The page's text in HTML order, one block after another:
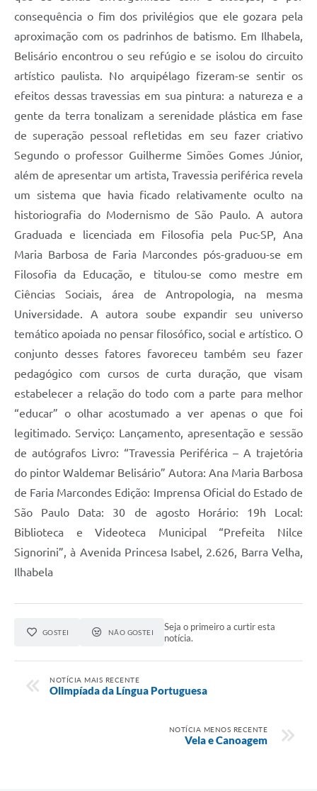
consequência o fim dos privilégios que ele gozara pela
aproximação com os padrinhos de batismo. Em Ilhabela,
Belisário encontrou o seu refúgio e se isolou do circuito
artístico paulista. No arquipélago fizeram-se sentir os
efeitos dessas travessias em sua pintura: a natureza e a
gente da terra tonalizam a serenidade plástica em fase
de superação pessoal refletidas em seu fazer criativo
Segundo o professor Guilherme Simões Gomes Júnior,
além de apresentar um artista, Travessia periférica revela
um sistema que havia ficado relativamente oculto na
historiografia do Modernismo de São Paulo. A autora
Graduada e licenciada em Filosofia pela Puc-SP, Ana
Maria Barbosa de Faria Marcondes pós-graduou-se em
Filosofia da Educação, e titulou-se como mestre em
Ciências Sociais, área de Antropologia, na mesma
Universidade. A autora soube expandir seu universo
temático apoiada no pensar filosófico, social e artístico. O
conjunto desses fatores favoreceu também seu fazer
pedagógico com cursos de curta duração, que visam
estabelecer a relação do todo com a parte para melhor
“educar” o olhar acostumado a ver apenas o que foi
legitimado. Serviço: Lançamento, apresentação e sessão
de autógrafos Livro: “Travessia Periférica – A trajetória
do pintor Waldemar Belisário” Autora: Ana Maria Barbosa
de Faria Marcondes Edição: Imprensa Oficial do Estado de
São Paulo Data: 30 de agosto Horário: 19h Local:
Biblioteca e Videoteca Municipal “Prefeita Nilce
Signorini”, à Avenida Princesa Isabel, 2.626, Barra Velha,
Ilhabela
GOSTEI NÃO GOSTEI
Seja o primeiro a curtir esta
notícia.
NOTÍCIA MAIS RECENTE
Olimpíada da Língua Portuguesa
NOTÍCIA MENOS RECENTE
Vela e Canoagem